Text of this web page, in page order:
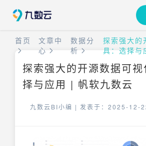
首页
文章中
心
数据分
析
探索强大的
具：选择与
探索强大的开源数据可
择与应用 | 帆软九数云
九数云BI小编 | 发表于：2025-12-